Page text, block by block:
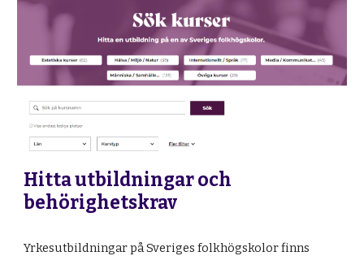
Hitta utbildningar och
behörighetskrav
Yrkesutbildningar på Sveriges folkhögskolor finns